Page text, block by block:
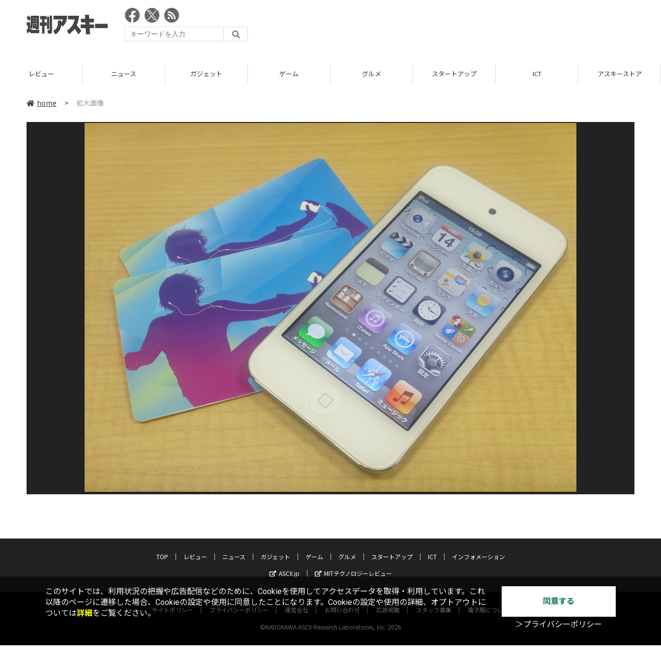
レビュー ニュース ガジェット ゲーム グルメ スタートアップ ICT アスキーストア
home > 拡大画像
TOP レビュー ニュース ガジェット ゲーム グルメ スタートアップ ICT
インフォメーション
ASCII.jp
MITテクノロジーレビュー
サイトポリシー プライバシーポリシー 運営会社 お問い合わせ 広告掲載 スタッフ募集 電子版について
©KADOKAWA ASCII Research Laboratories, Inc. 2026
このサイトでは、利用状況の把握や広告配信などのために、Cookieを使用してアクセスデータを取得・利用しています。これ
以降のページに遷移した場合、Cookieの設定や使用に同意したことになります。Cookieの設定や使用の詳細、オプトアウトに
ついては詳細をご覧ください。
同意する
＞プライバシーポリシー